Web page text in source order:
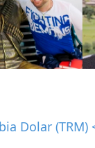
Dolar (TRM)